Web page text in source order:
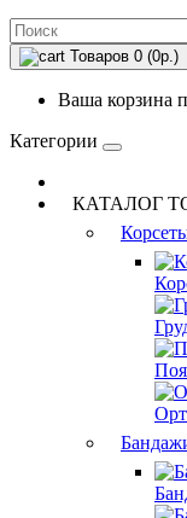
Товаров 0 (0р.)
Ваша корзина
Категории
КАТАЛОГ